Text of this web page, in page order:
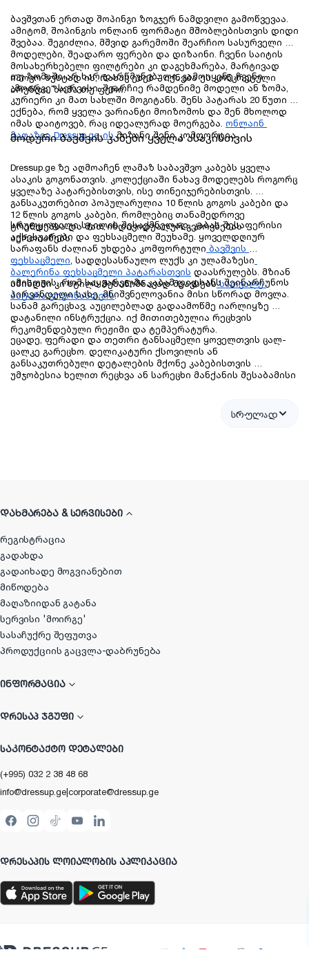
ბავშვთან ერთად შოპინგი ზოგჯერ ნამდვილი გამოწვევაა.
ამიტომ, შოპინგის ონლაინ ფორმატი მშობლებისთვის დიდი
შვებაა. შეგიძლია, მშვიდ გარემოში შეარჩიო სასურველი
მოდელები, შეადარო ფერები და დიზაინი. ჩვენი საიტის
მოსახერხებელი ფილტრები კი დაგეხმარება, მარტივად
იპოვო ზუსტად ის, რასაც ეძებ – იქნება ეს კონკრეტული
ბრენდი, ზომა თუ ფერი.
თუ ზომაში არ ხარ დარწმუნებული, გამოიყენე ჩვენი
„მოირგე“ სერვისი. შეარჩიე რამდენიმე მოდელი ან ზომა,
კურიერი კი მათ სახლში მოგიტანს. შენს პატარას 20 წუთი
ექნება, რომ ყველა ვარიანტი მოიზომოს და შენ მხოლოდ
იმას დაიტოვებ, რაც იდეალურად მოერგება. ონლაინ
მაღაზია Dressup.ge-ის მიზანი შენი კომფორტია.
მოდური ბავშვის კაბები ყველა ასაკისთვის
Dressup.ge ზე აღმოაჩენ ლამაზ საბავშვო კაბებს ყველა
ასაკის გოგონათვის. კოლექციაში ნახავ მოდელებს როგორც
ყველაზე პატარებისთვის, ისე თინეიჯერებისთვის.
განსაკუთრებით პოპულარულია 10 წლის გოგოს კაბები და
12 წლის გოგოს კაბები, რომლებიც თანამედროვე
ტრენდებსა და მათ ინდივიდუალურ გემოვნებას
აერთიანებს.
სრულყოფილი სტილის შესაქმნელად, კაბას შესაფერისი
აქსესუარები და ფეხსაცმელი შეუხამე. ყოველდღიურ
სარაფანს ძალიან უხდება კომფორტული ბავშვის
ფეხსაცმელი, სადღესასწაულო ლუქს კი ულამაზესი
ბალერინა ფეხსაცმელი პატარასთვის დაასრულებს. მზიან
ამინდში კი სტილს შესანიშნავად შეავსებს სათვალე
პატარა გოგონასთვის.
იმისთვის, რომ საყვარელმა კაბამ დიდხანს შეინარჩუნოს
პირვანდელი სახე, მნიშვნელოვანია მისი სწორად მოვლა.
სანამ გარეცხავ, აუცილებლად გადაამოწმე იარლიყზე
დატანილი ინსტრუქცია. იქ მითითებულია რეცხვის
რეკომენდებული რეჟიმი და ტემპერატურა.
ეცადე, ფერადი და თეთრი ტანსაცმელი ყოველთვის ცალ-
ცალკე გარეცხო. დელიკატური ქსოვილის ან
განსაკუთრებული დეტალების მქონე კაბებისთვის
უმჯობესია ხელით რეცხვა ან სარეცხი მანქანის შესაბამისი
სრულად
ᲓᲐᲮᲛᲐᲠᲔᲑᲐ & ᲡᲔᲠᲕᲘᲡᲔᲑᲘ
რეგისტრაცია
გადახდა
გადაიხადე მოგვიანებით
მიწოდება
მაღაზიიდან გატანა
სერვისი 'მოირგე'
სასაჩუქრე შეფუთვა
პროდუქციის გაცვლა-დაბრუნება
ᲘᲜᲤᲝᲠᲛᲐᲪᲘᲐ
ᲓᲠᲔᲡᲐᲞ ᲯᲒᲣᲤᲘ
ᲡᲐᲙᲝᲜᲢᲐᲥᲢᲝ ᲓᲔᲢᲐᲚᲔᲑᲘ
(+995) 032 2 38 48 68
info@dressup.ge|corporate@dressup.ge
ᲓᲠᲔᲡᲐᲞᲘᲡ ᲚᲝᲘᲐᲚᲝᲑᲘᲡ ᲐᲞᲚᲘᲙᲐᲪᲘᲐ